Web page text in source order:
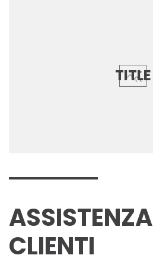
TITLE
ASSISTENZA
CLIENTI